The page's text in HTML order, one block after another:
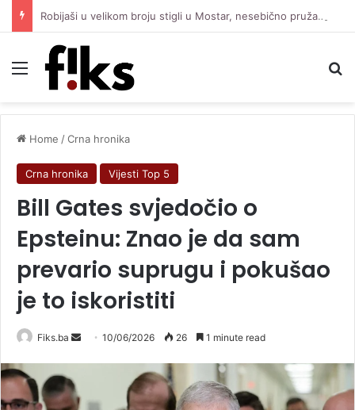
Robijaši u velikom broju stigli u Mostar, nesebično pružaju podršku Čeliku protiv Zrinjskog
Menu
Home /Crna hronika
Crna hronika Vijesti Top 5
Bill Gates svjedočio o
Epsteinu: Znao je da sam
prevario suprugu i pokušao
je to iskoristiti
Fiks.ba
Send10/06/2026 26 1 minute read